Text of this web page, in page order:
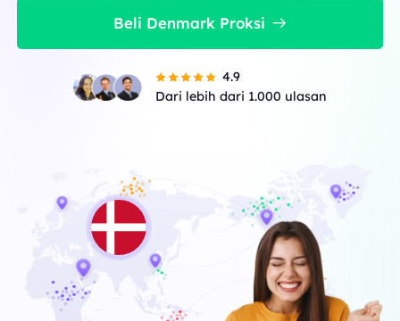
Beli Denmark Proksi
4.9
Dari lebih dari 1.000 ulasan